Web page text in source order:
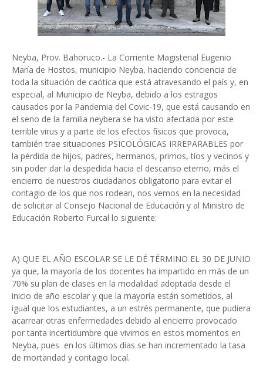
Neyba, Prov. Bahoruco.- La Corriente Magisterial Eugenio
María de Hostos, municipio Neyba, haciendo conciencia de
toda la situación de caótica que está atravesando el país y, en
especial, al Municipio de Neyba, debido a los estragos
causados por la Pandemia del Covic-19, que está causando en
el seno de la familia neybera se ha visto afectada por este
terrible virus y a parte de los efectos físicos que provoca,
también trae situaciones PSICOLÓGICAS IRREPARABLES por
la pérdida de hijos, padres, hermanos, primos, tíos y vecinos y
sin poder dar la despedida hacia el descanso eterno, más el
encierro de nuestros ciudadanos obligatorio para evitar el
contagio de los que nos rodean, nos vemos en la necesidad
de solicitar al Consejo Nacional de Educación y al Ministro de
Educación Roberto Furcal lo siguiente:
A) QUE EL AÑO ESCOLAR SE LE DÉ TÉRMINO EL 30 DE JUNIO
ya que, la mayoría de los docentes ha impartido en más de un
70% su plan de clases en la modalidad adoptada desde el
inicio de año escolar y que la mayoría están sometidos, al
igual que los estudiantes, a un estrés permanente, que pudiera
acarrear otras enfermedades debido al encierro provocado
por tanta incertidumbre que vivimos en estos momentos en
Neyba, pues en los últimos días se han incrementado la tasa
de mortandad y contagio local.